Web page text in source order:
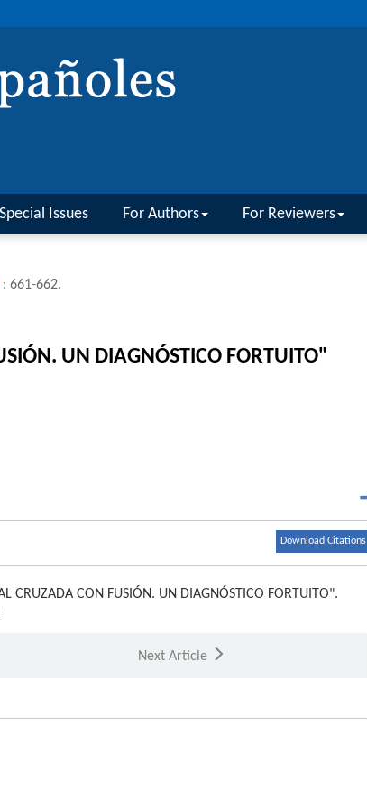
Special Issues For Authors For Reviewers
: 661-662.
UN DIAGNÓSTICO FORTUITO"
Download Citations
CRUZADA CON FUSIÓN. UN DIAGNÓSTICO FORTUITO".
Next Article